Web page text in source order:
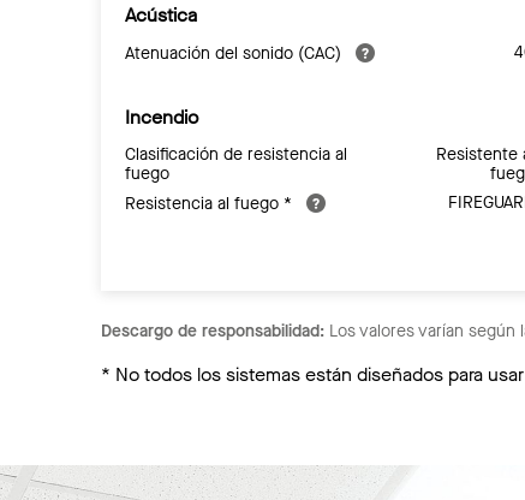
Acústica
Atenuación del sonido (CAC)
Incendio
Clasificación de resistencia al
fuego
Resistente
Resistencia al fuego *
Descargo de responsabilidad: Los valores varían
* No todos los sistemas están diseñados para